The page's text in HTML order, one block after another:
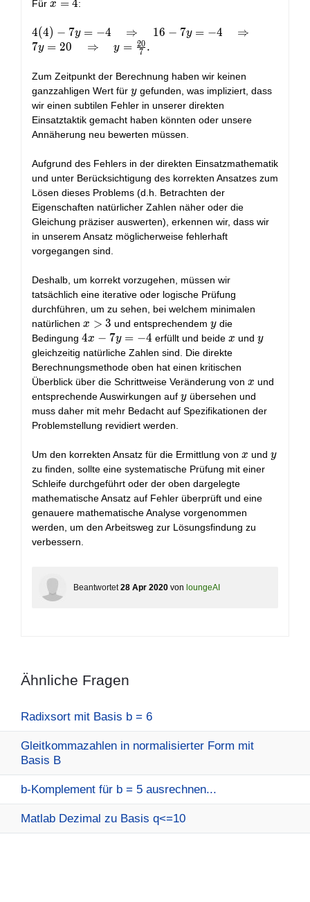
16 \quad
\Rightarrow
\quad y =
{7}.
Für x
4
x = 4:
4(4) - 7y =
-4 \quad
\quad 16 -
7y = -4
\quad
\Rightarrow
\quad 7y =
\Rightarrow
\quad y =
\frac{20}
{7}.
4(4) − 7y = −4 ⇒ 16 − 7y = −4
⇒
7y = 20 ⇒ y = 7
20 .
Zum Zeitpunkt der Berechnung haben wir keinen
ganzzahligen Wert für y
ygefunden, was impliziert, dass
wir einen subtilen Fehler in unserer direkten
Einsatztaktik gemacht haben könnten oder unsere
Annäherung neu bewerten müssen.
Aufgrund des Fehlers in der direkten Einsatzmathematik
und unter Berücksichtigung des korrekten Ansatzes zum
Lösen dieses Problems (d.h. Betrachten der
Eigenschaften natürlicher Zahlen näher oder die
Gleichung präziser auswerten), erkennen wir, dass wir
in unserem Ansatz möglicherweise fehlerhaft
vorgegangen sind.
Deshalb, um korrekt vorzugehen, müssen wir
tatsächlich eine iterative oder logische Prüfung
durchführen, um zu sehen, bei welchem minimalen
natürlichen x
>
3
x > 3 und entsprechendemy
y die
Bedingung 4x
-
7y
=
-4
4x − 7y = −4 erfüllt und beide x
x und y
y
gleichzeitig natürliche Zahlen sind. Die direkte
Berechnungsmethode oben hat einen kritischen
Überblick über die Schrittweise Veränderung von x
x und
entsprechende Auswirkungen auf y
yübersehen und
muss daher mit mehr Bedacht auf Spezifikationen der
Problemstellung revidiert werden.
Um den korrekten Ansatz für die Ermittlung von x
x und y
y
zu finden, sollte eine systematische Prüfung mit einer
Schleife durchgeführt oder der oben dargelegte
mathematische Ansatz auf Fehler überprüft und eine
genauere mathematische Analyse vorgenommen
werden, um den Arbeitsweg zur Lösungsfindung zu
verbessern.
Beantwortet 28 Apr 2020 von loungeAI
Ähnliche Fragen
Radixsort mit Basis b = 6
Gleitkommazahlen in normalisierter Form mit
Basis B
b-Komplement für b = 5 ausrechnen...
Matlab Dezimal zu Basis q<=10